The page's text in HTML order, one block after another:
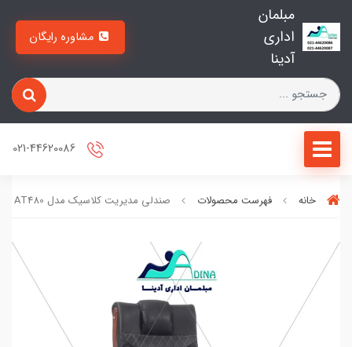
مبلمان
اداری
آدینا
خانه فهرست محصولات صندلی مدیریت کلاسیک مدل AT480